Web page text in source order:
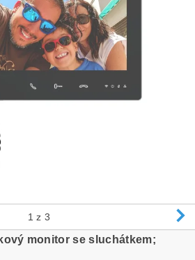
1 z 3
monitor se sluchátkem;